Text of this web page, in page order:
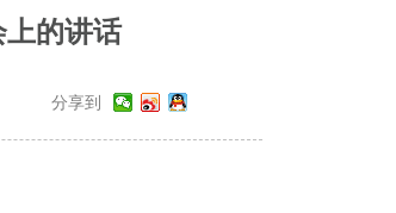
上的讲话
分享到